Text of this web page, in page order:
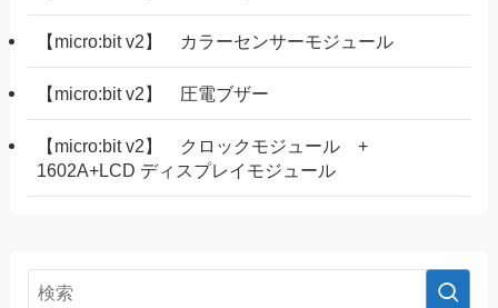
【micro:bit v2】 カラーセンサーモジュール
【micro:bit v2】 圧電ブザー
【micro:bit v2】 クロックモジュール +
1602A+LCD ディスプレイモジュール